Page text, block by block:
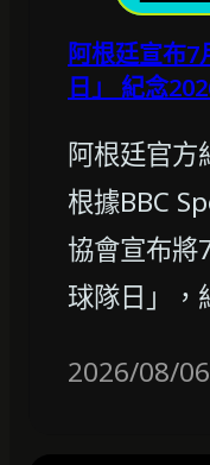
阿根廷宣布
日」 紀念
阿根廷官方
根據BBC
協會宣布將
球隊日」
2026/08/06